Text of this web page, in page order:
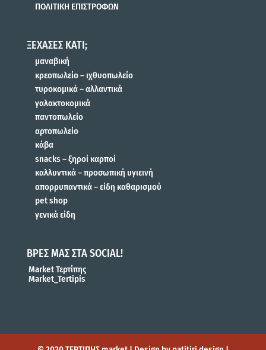
ΠΟΛΙΤΙΚΗ ΕΠΙΣΤΡΟΦΩΝ
ΞΕΧΑΣΕΣ ΚΑΤΙ;
μαναβική
κρεοπωλείο – ιχθυοπωλείο
τυροκομικά – αλλαντικά
γαλακτοκομικά
παντοπωλείο
αρτοπωλείο
κάβα
snacks – ξηροί καρποί
καλλυντικά – προσωπική υγιεινή
απορρυπαντικά – είδη καθαρισμού
pet shop
γενικά είδη
ΒΡΕΣ ΜΑΣ ΣΤΑ SOCIAL!
Market Τερτίπης
Market_Tertipis